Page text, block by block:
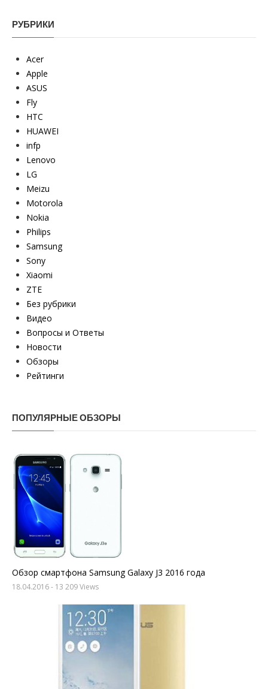
РУБРИКИ
Acer
Apple
ASUS
Fly
HTC
HUAWEI
infp
Lenovo
LG
Meizu
Motorola
Nokia
Philips
Samsung
Sony
Xiaomi
ZTE
Без рубрики
Видео
Вопросы и Ответы
Новости
Обзоры
Рейтинги
ПОПУЛЯРНЫЕ ОБЗОРЫ
Обзор смартфона Samsung Galaxy J3 2016 года
18.04.2016- 13 209 Views